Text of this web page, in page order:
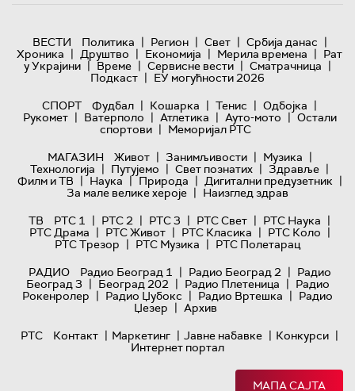
ВЕСТИ Политика | Регион | Свет | Србија данас |
Хроника | Друштво | Економија | Мерила времена | Рат
у Украјини | Време | Сервисне вести | Сматрачница |
Подкаст | ЕУ могућности 2026
СПОРТ
Фудбал | Кошарка | Тенис | Одбојка |
Рукомет | Ватерполо | Атлетика | Ауто-мото | Остали
спортови | Меморијал РТС
МАГАЗИН
Живот | Занимљивости | Музика |
Технологијa | Путујемо | Свет познатих | Здравље |
Филм и ТВ | Наука | Природа | Дигитални предузетник |
За мале велике хероје | Наизглед здрав
ТВ
РТС 1 | РТС 2 | РТС 3 | РТС Свет | РТС Наука |
РТС Драма | РТС Живот | РТС Класика | РТС Коло |
РТС Трезор | РТС Музика | РТС Полетарац
РАДИО
Радио Београд 1 | Радио Београд 2 | Радио
Београд 3 | Београд 202 | Радио Плетеница | Радио
Рокенролер | Радио Џубокс | Радио Вртешка | Радио
Џезер | Архив
РТС
Контакт | Маркетинг | Јавне набавке | Конкурси |
Интернет портал
МАПА САЈТА